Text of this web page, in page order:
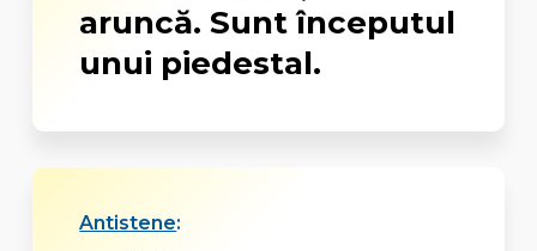
aruncă. Sunt începutul
unui piedestal.
Antistene: